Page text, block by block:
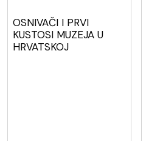
OSNIVAČI I PRVI
KUSTOSI MUZEJA U
HRVATSKOJ